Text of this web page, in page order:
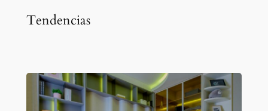
Tendencias